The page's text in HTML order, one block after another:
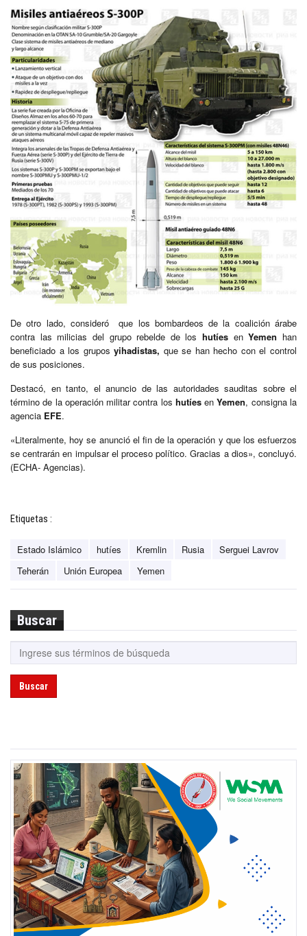
De otro lado, consideró que los bombardeos de la coalición árabe
contra las milicias del grupo rebelde de loshutíes enYemen han
beneficiado a los gruposyihadistas, que se han hecho con el control
de sus posiciones.
Destacó, en tanto, el anuncio de las autoridades sauditas sobre el
término de la operación militar contra los hutíesenYemen, consigna la
agencia EFE.
«Literalmente, hoy se anunció el fin de la operación y que los esfuerzos
se centrarán en impulsar el proceso político. Gracias a dios», concluyó.
(ECHA- Agencias).
Etiquetas :
Estado Islámico hutíes Kremlin Rusia
Serguei Lavrov
Teherán
Unión Europea Yemen
Buscar
Buscar